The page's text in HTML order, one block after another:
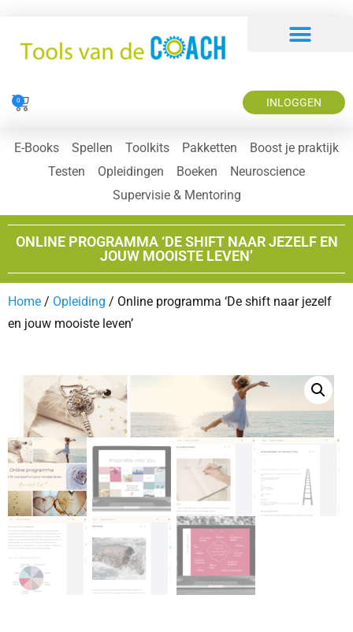
0 INLOGGEN
E-Books Spellen Toolkits Pakketten
Boost je praktijk
Testen
Opleidingen Boeken
Neuroscience
Supervisie & Mentoring
ONLINE PROGRAMMA ‘DE SHIFT NAAR JEZELF EN
JOUW MOOISTE LEVEN’
Home / Opleiding / Online programma ‘De shift naar jezelf
en jouw mooiste leven’